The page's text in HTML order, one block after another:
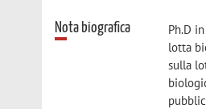
Nota biografica
Ph.D
lotta
sulla